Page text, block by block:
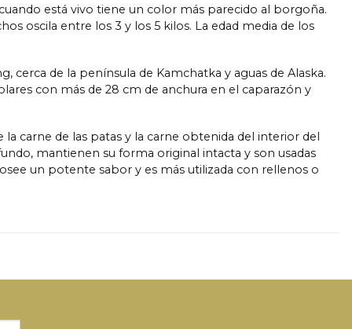
está vivo tiene un color más parecido al borgoña.
oscila entre los 3 y los 5 kilos. La edad media de los
cerca de la península de Kamchatka y aguas de Alaska.
con más de 28 cm de anchura en el caparazón y
carne de las patas y la carne obtenida del interior del
mantienen su forma original intacta y son usadas
un potente sabor y es más utilizada con rellenos o